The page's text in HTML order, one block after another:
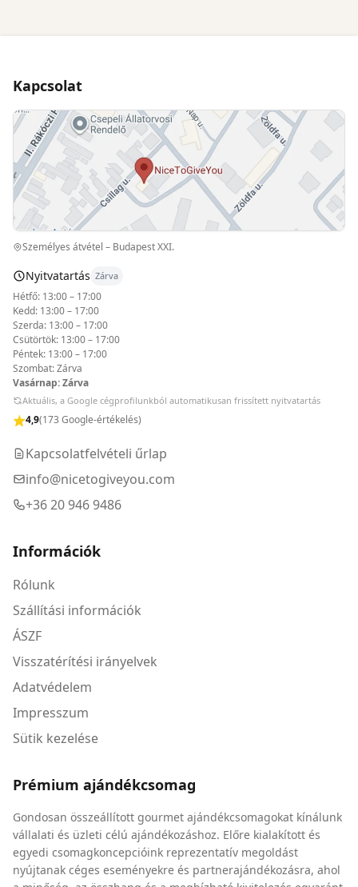
Kapcsolat
Személyes átvétel – Budapest XXI.
Nyitvatartás Zárva
Hétfő: 13:00 – 17:00
Kedd: 13:00 – 17:00
Szerda: 13:00 – 17:00
Csütörtök: 13:00 – 17:00
Péntek: 13:00 – 17:00
Szombat: Zárva
Vasárnap: Zárva
Aktuális, a Google cégprofilunkból automatikusan frissített nyitvatartás
4,9(173 Google-értékelés)
Kapcsolatfelvételi űrlap
info@nicetogiveyou.com
+36 20 946 9486
Információk
Rólunk
Szállítási információk
ÁSZF
Visszatérítési irányelvek
Adatvédelem
Impresszum
Sütik kezelése
Prémium ajándékcsomag
Gondosan összeállított gourmet ajándékcsomagokat kínálunk
vállalati és üzleti célú ajándékozáshoz. Előre kialakított és
egyedi csomagkoncepcióink reprezentatív megoldást
nyújtanak céges eseményekre és partnerajándékozásra, ahol